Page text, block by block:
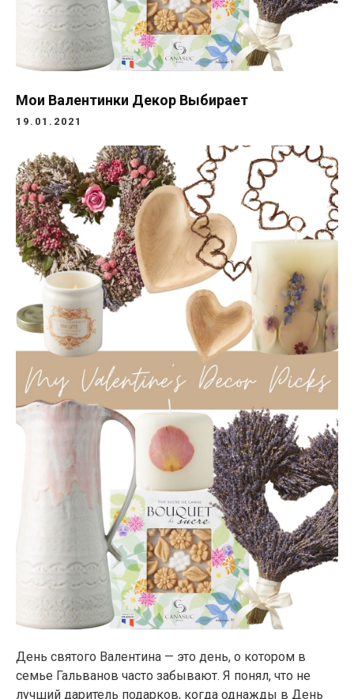
Мои Валентинки Декор Выбирает
19.01.2021
День святого Валентина — это день, о котором в
семье Гальванов часто забывают. Я понял, что не
лучший даритель подарков, когда однажды в День